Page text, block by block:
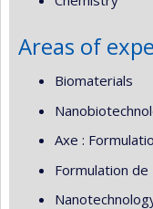
Areas of
Biomaterials
Axe :
Formulation